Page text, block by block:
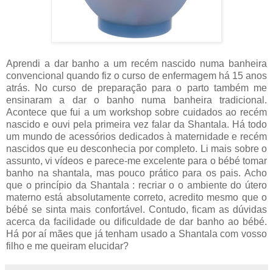
Aprendi a dar banho a um recém nascido numa banheira
convencional quando fiz o curso de enfermagem há 15 anos
atrás. No curso de preparação para o parto também me
ensinaram a dar o banho numa banheira tradicional.
Acontece que fui a um workshop sobre cuidados ao recém
nascido e ouvi pela primeira vez falar da Shantala. Há todo
um mundo de acessórios dedicados à maternidade e recém
nascidos que eu desconhecia por completo. Li mais sobre o
assunto, vi vídeos e parece-me excelente para o bébé tomar
banho na shantala, mas pouco prático para os pais. Acho
que o princípio da Shantala : recriar o o ambiente do útero
materno está absolutamente correto, acredito mesmo que o
bébé se sinta mais confortável. Contudo, ficam as dúvidas
acerca da facilidade ou dificuldade de dar banho ao bébé.
Há por aí mães que já tenham usado a Shantala com vosso
filho e me queiram elucidar?